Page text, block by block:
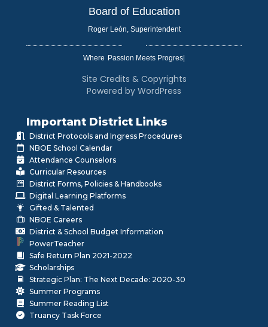
Board of Education
Roger León, Superintendent
Where
Site Credits & Copyrights
Powered by WordPress
Important District Links
District Protocols and Ingress Procedures
NBOE School Calendar
Attendance Counselors
Curricular Resources
District Forms, Policies & Handbooks
Digital Learning Platforms
Gifted & Talented
NBOE Careers
District & School Budget Information
PowerTeacher
Safe Return Plan 2021-2022
Scholarships
Strategic Plan: The Next Decade: 2020-30
Summer Programs
Summer Reading List
Truancy Task Force